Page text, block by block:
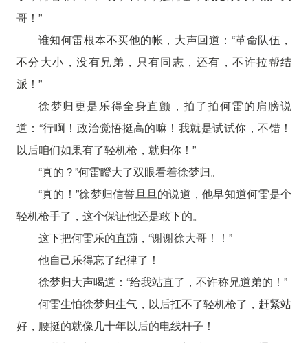
哥！”
谁知何雷根本不买他的帐，大声回道：“革命队伍，
不分大小，没有兄弟，只有同志，还有，不许拉帮结
派！”
徐梦归更是乐得全身直颤，拍了拍何雷的肩膀说
道：“行啊！政治觉悟挺高的嘛！我就是试试你，不错！
以后咱们如果有了轻机枪，就归你！”
“真的？”何雷瞪大了双眼看着徐梦归。
“真的！”徐梦归信誓旦旦的说道，他早知道何雷是个
轻机枪手了，这个保证他还是敢下的。
这下把何雷乐的直蹦，“谢谢徐大哥！！”
他自己乐得忘了纪律了！
徐梦归大声喝道：“给我站直了，不许称兄道弟的！”
何雷生怕徐梦归生气，以后扛不了轻机枪了，赶紧站
好，腰挺的就像几十年以后的电线杆子！